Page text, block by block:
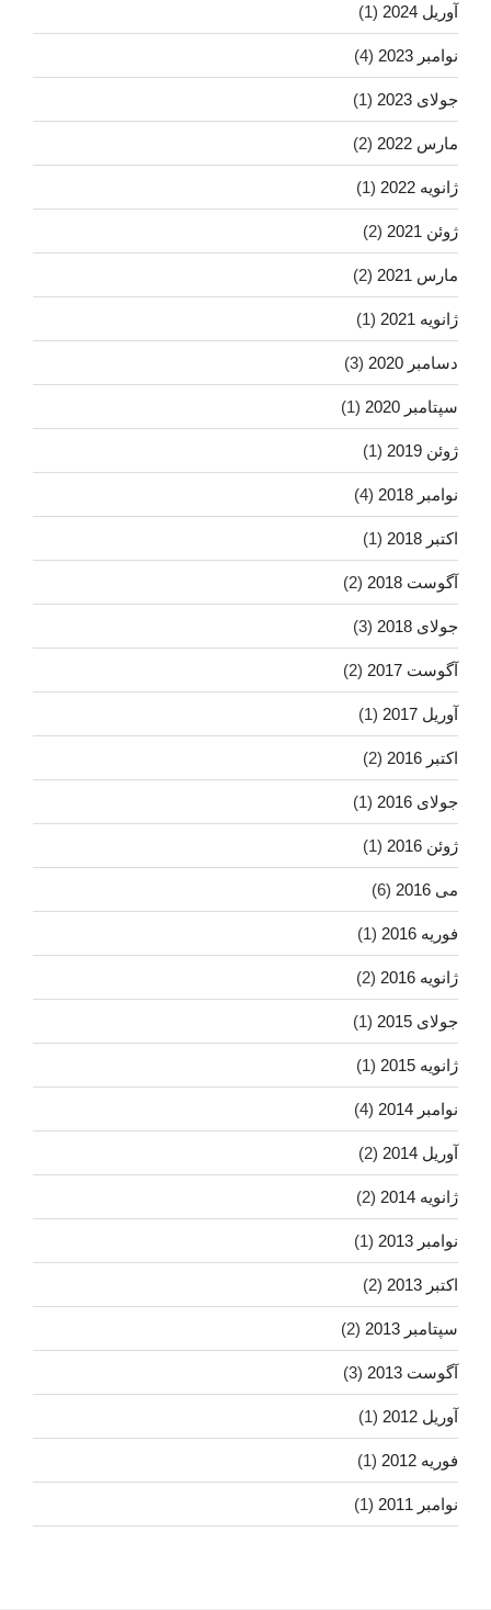
آوریل 2024 (1)
نوامبر 2023 (4)
جولای 2023 (1)
مارس 2022 (2)
ژانویه 2022 (1)
ژوئن 2021 (2)
مارس 2021 (2)
ژانویه 2021 (1)
دسامبر 2020 (3)
سپتامبر 2020 (1)
ژوئن 2019 (1)
نوامبر 2018 (4)
اکتبر 2018 (1)
آگوست 2018 (2)
جولای 2018 (3)
آگوست 2017 (2)
آوریل 2017 (1)
اکتبر 2016 (2)
جولای 2016 (1)
ژوئن 2016 (1)
می 2016 (6)
فوریه 2016 (1)
ژانویه 2016 (2)
جولای 2015 (1)
ژانویه 2015 (1)
نوامبر 2014 (4)
آوریل 2014 (2)
ژانویه 2014 (2)
نوامبر 2013 (1)
اکتبر 2013 (2)
سپتامبر 2013 (2)
آگوست 2013 (3)
آوریل 2012 (1)
فوریه 2012 (1)
نوامبر 2011 (1)